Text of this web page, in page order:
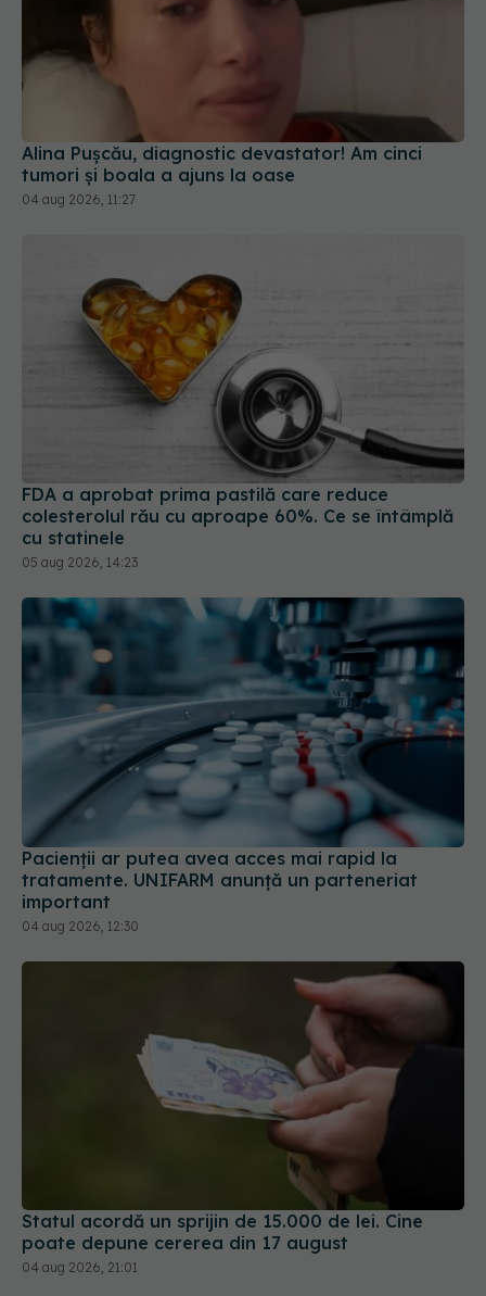
Alina Pușcău, diagnostic devastator! Am cinci
tumori și boala a ajuns la oase
04 aug 2026, 11:27
FDA a aprobat prima pastilă care reduce
colesterolul rău cu aproape 60%. Ce se întâmplă
cu statinele
05 aug 2026, 14:23
Pacienții ar putea avea acces mai rapid la
tratamente. UNIFARM anunță un parteneriat
important
04 aug 2026, 12:30
Statul acordă un sprijin de 15.000 de lei. Cine
poate depune cererea din 17 august
04 aug 2026, 21:01